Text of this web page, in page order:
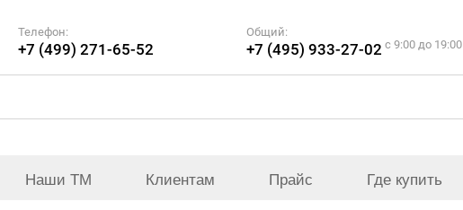
Телефон:
+7 (499) 271-65-52
Общий:
+7 (495) 933-27-02 c 9:00 до 19:00
Наши ТМ Клиентам Прайс Где купить